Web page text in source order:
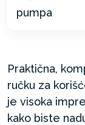
Praktična,
ručku za
je visoka
kako biste